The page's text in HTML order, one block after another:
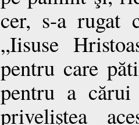
cer, s-a rugat
„Iisuse
pentru care
pentru a
priveliştea